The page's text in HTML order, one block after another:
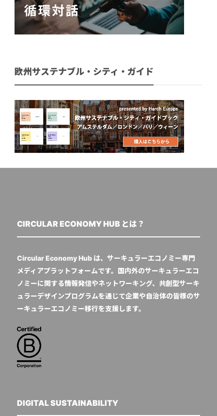
欧州サステナブル・シティ・ガイド
CIRCULAR ECONOMY HUB とは？
Circular Economy Hub は、サーキュラーエコノミー専門
メディアプラットフォームです。国内外のサーキュラーエコ
ノミーに関する情報発信やネットワーキング、共創型サーキ
ュラーデザインプログラムを通じて企業や自治体の皆様のサ
ーキュラーエコノミー移行を支援します。
DIGITAL SUSTAINABILITY